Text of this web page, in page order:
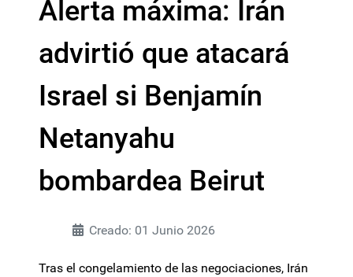
Alerta máxima: Irán
advirtió que atacará
Israel si Benjamín
Netanyahu
bombardea Beirut
Creado: 01 Junio 2026
Tras el congelamiento de las negociaciones, Irán